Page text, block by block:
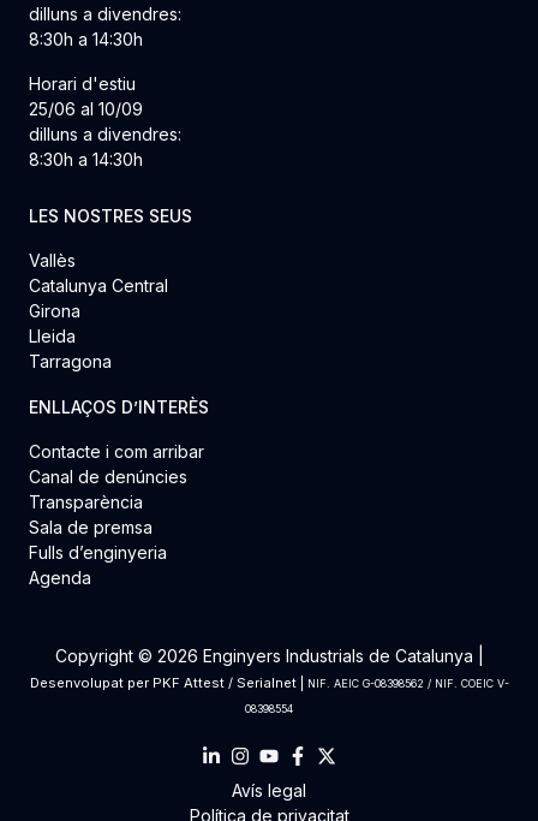
dilluns a divendres:
8:30h a 14:30h
Horari d'estiu
25/06 al 10/09
dilluns a divendres:
8:30h a 14:30h
LES NOSTRES SEUS
Vallès
Catalunya Central
Girona
Lleida
Tarragona
ENLLAÇOS D’INTERÈS
Contacte i com arribar
Canal de denúncies
Transparència
Sala de premsa
Fulls d’enginyeria
Agenda
Copyright © 2026 Enginyers Industrials de Catalunya |
Desenvolupat per PKF Attest/ Serialnet|
NIF. AEIC G-08398562 / NIF. COEIC V-
08398554
Avís legal
Política de privacitat